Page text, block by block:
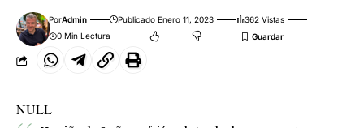
PorAdmin Publicado Enero 11, 2023
362 Vistas
0 Min Lectura
NULL